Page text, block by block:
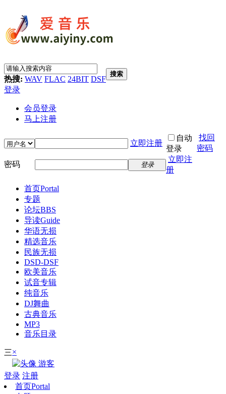
热搜: WAV FLAC 24BIT DSF
搜索
登录
会员登录
马上注册
立即注册
自动
登录
找回
密码
密码
登录
立即注
册
首页Portal
专题
论坛BBS
导读Guide
华语无损
精选音乐
民族无损
DSD-DSF
欧美音乐
试音专辑
纯音乐
DJ舞曲
古典音乐
MP3
音乐目录
三×
游客
登录 注册
首页Portal